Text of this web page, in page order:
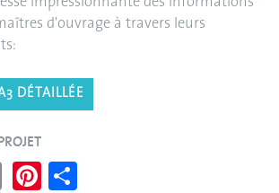
d'ouvrage à travers leurs
DÉTAILLÉE
E Pi